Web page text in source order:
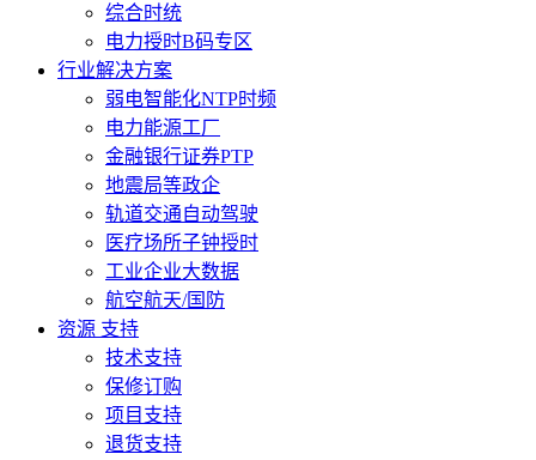
综合时统
电力授时B码专区
行业解决方案
弱电智能化NTP时频
电力能源工厂
金融银行证券PTP
地震局等政企
轨道交通自动驾驶
医疗场所子钟授时
工业企业大数据
航空航天/国防
资源 支持
技术支持
保修订购
项目支持
退货支持